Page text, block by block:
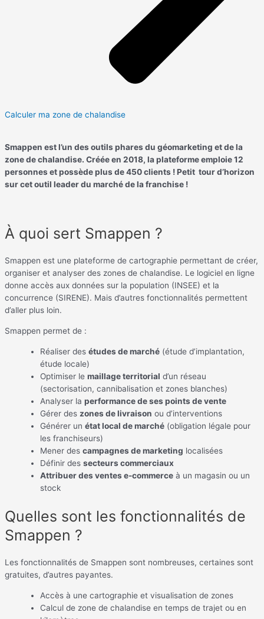
Calculer ma zone de chalandise
Smappen est l’un des outils phares du géomarketing et de la
zone de chalandise. Créée en 2018, la plateforme emploie 12
personnes et possède plus de 450 clients ! Petit tour d’horizon
sur cet outil leader du marché de la franchise !
À quoi sert Smappen ?
Smappen est une plateforme de cartographie permettant de créer,
organiser et analyser des zones de chalandise. Le logiciel en ligne
donne accès aux données sur la population (INSEE) et la
concurrence (SIRENE). Mais d’autres fonctionnalités permettent
d’aller plus loin.
Smappen permet de :
Réaliser des études de marché (étude d’implantation,
étude locale)
Optimiser le maillage territorial d’un réseau
(sectorisation, cannibalisation et zones blanches)
Analyser la performance de ses points de vente
Gérer des zones de livraison ou d’interventions
Générer un état local de marché (obligation légale pour
les franchiseurs)
Mener des campagnes de marketing localisées
Définir des secteurs commerciaux
Attribuer des ventes e-commerce à un magasin ou un
stock
Quelles sont les fonctionnalités de
Smappen ?
Les fonctionnalités de Smappen sont nombreuses, certaines sont
gratuites, d’autres payantes.
Accès à une cartographie et visualisation de zones
Calcul de zone de chalandise en temps de trajet ou en